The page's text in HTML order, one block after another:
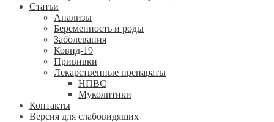
Статьи
Анализы
Беременность и роды
Заболевания
Ковид-19
Прививки
Лекарственные препараты
НПВС
Муколитики
Контакты
Версия для слабовидящих